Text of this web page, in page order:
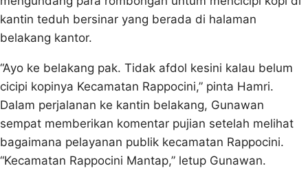
kantin teduh bersinar yang berada di halaman
belakang kantor.
“Ayo ke belakang pak. Tidak afdol kesini kalau belum
cicipi kopinya Kecamatan Rappocini,” pinta Hamri.
Dalam perjalanan ke kantin belakang, Gunawan
sempat memberikan komentar pujian setelah melihat
bagaimana pelayanan publik kecamatan Rappocini.
“Kecamatan Rappocini Mantap,” letup Gunawan.